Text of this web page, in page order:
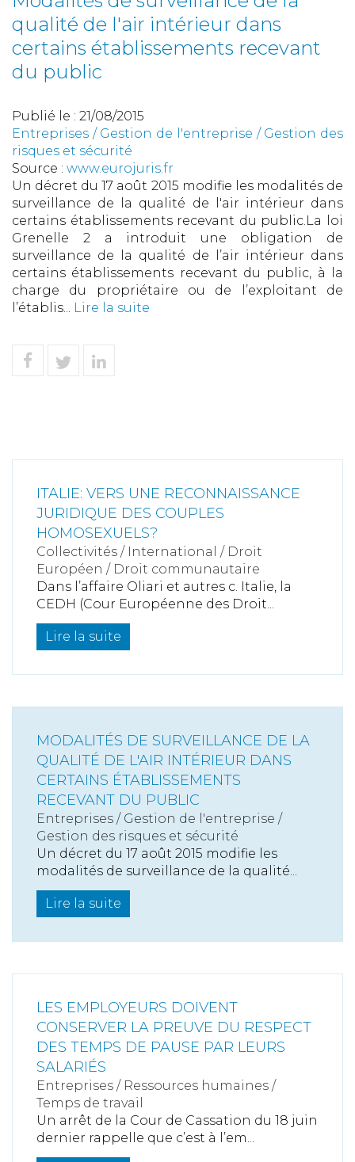
qualité de l'air intérieur dans
certains établissements recevant
du public
Publié le : 21/08/2015
Entreprises / Gestion de l'entreprise / Gestion des
risques et sécurité
Source : www.eurojuris.fr
Un décret du 17 août 2015 modifie les modalités de
surveillance de la qualité de l'air intérieur dans
certains établissements recevant du public.La loi
Grenelle 2 a introduit une obligation de
surveillance de la qualité de l’air intérieur dans
certains établissements recevant du public, à la
charge du propriétaire ou de l’exploitant de
l’établis... Lire la suite
ITALIE: VERS UNE RECONNAISSANCE
JURIDIQUE DES COUPLES
HOMOSEXUELS?
Collectivités / International / Droit
Européen / Droit communautaire
Dans l’affaire Oliari et autres c. Italie, la
CEDH (Cour Européenne des Droit...
Lire la suite
MODALITÉS DE SURVEILLANCE DE LA
QUALITÉ DE L'AIR INTÉRIEUR DANS
CERTAINS ÉTABLISSEMENTS
RECEVANT DU PUBLIC
Entreprises / Gestion de l'entreprise /
Gestion des risques et sécurité
Un décret du 17 août 2015 modifie les
modalités de surveillance de la qualité...
Lire la suite
LES EMPLOYEURS DOIVENT
CONSERVER LA PREUVE DU RESPECT
DES TEMPS DE PAUSE PAR LEURS
SALARIÉS
Entreprises / Ressources humaines /
Temps de travail
Un arrêt de la Cour de Cassation du 18 juin
dernier rappelle que c’est à l’em...